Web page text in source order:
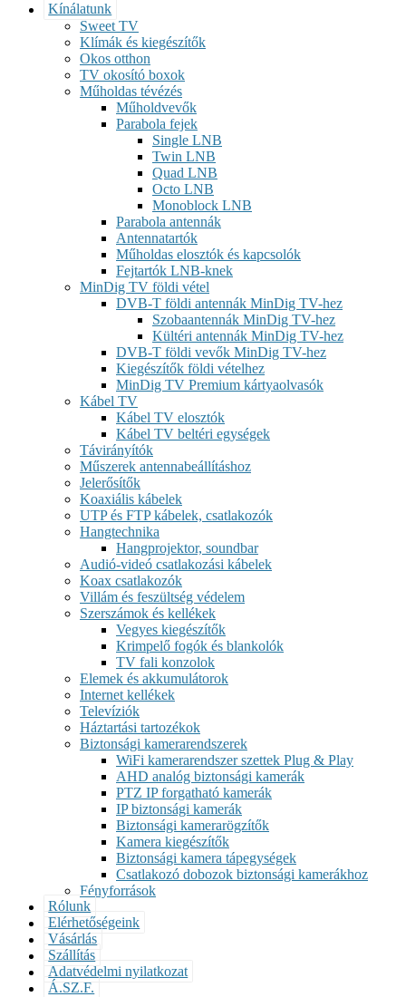
Kínálatunk
Sweet TV
Klímák és kiegészítők
Okos otthon
TV okosító boxok
Műholdas tévézés
Műholdvevők
Parabola fejek
Single LNB
Twin LNB
Quad LNB
Octo LNB
Monoblock LNB
Parabola antennák
Antennatartók
Műholdas elosztók és kapcsolók
Fejtartók LNB-knek
MinDig TV földi vétel
DVB-T földi antennák MinDig TV-hez
Szobaantennák MinDig TV-hez
Kültéri antennák MinDig TV-hez
DVB-T földi vevők MinDig TV-hez
Kiegészítők földi vételhez
MinDig TV Premium kártyaolvasók
Kábel TV
Kábel TV elosztók
Kábel TV beltéri egységek
Távirányítók
Műszerek antennabeállításhoz
Jelerősítők
Koaxiális kábelek
UTP és FTP kábelek, csatlakozók
Hangtechnika
Hangprojektor, soundbar
Audió-videó csatlakozási kábelek
Koax csatlakozók
Villám és feszültség védelem
Szerszámok és kellékek
Vegyes kiegészítők
Krimpelő fogók és blankolók
TV fali konzolok
Elemek és akkumulátorok
Internet kellékek
Televíziók
Háztartási tartozékok
Biztonsági kamerarendszerek
WiFi kamerarendszer szettek Plug & Play
AHD analóg biztonsági kamerák
PTZ IP forgatható kamerák
IP biztonsági kamerák
Biztonsági kamerarögzítők
Kamera kiegészítők
Biztonsági kamera tápegységek
Csatlakozó dobozok biztonsági kamerákhoz
Fényforrások
Rólunk
Elérhetőségeink
Vásárlás
Szállítás
Adatvédelmi nyilatkozat
Á.SZ.F.